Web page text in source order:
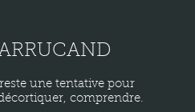
une tentative pour
comprendre.